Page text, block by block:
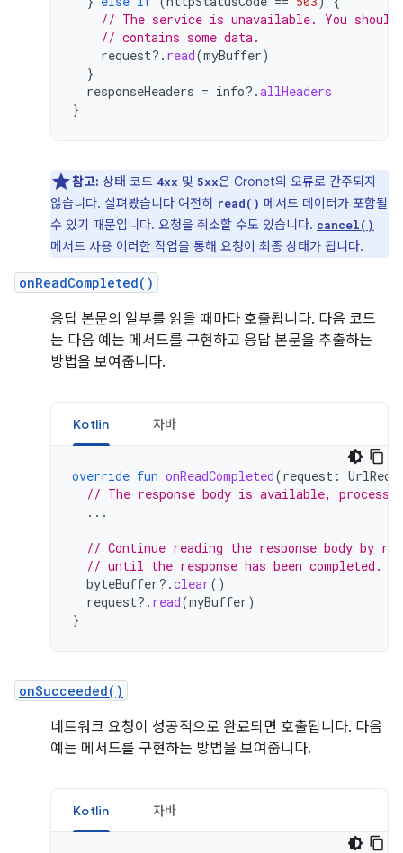
// The service is unavailable. You
// contains some data.
request?. read(myBuffer)
}
responseHeaders = info?.allHeaders
}
참고: 상태 코드 4xx 및 5xx은 Cronet의 오류로 간주되지
않습니다. 살펴봤습니다 여전히 read() 메서드 데이터가 포함될
수 있기 때문입니다. 요청을 취소할 수도 있습니다. cancel()
메서드 사용 이러한 작업을 통해 요청이 최종 상태가 됩니다.
onReadCompleted()
응답 본문의 일부를 읽을 때마다 호출됩니다. 다음 코드
는 다음 예는 메서드를 구현하고 응답 본문을 추출하는
방법을 보여줍니다.
Kotlin 자바
override fun onReadCompleted(request :
// The response body is available, process
...
// Continue reading the response body by
// until the response has been completed.
byteBuffer?.clear()
request?. read(myBuffer)
}
onSucceeded()
네트워크 요청이 성공적으로 완료되면 호출됩니다. 다음
예는 메서드를 구현하는 방법을 보여줍니다.
Kotlin 자바